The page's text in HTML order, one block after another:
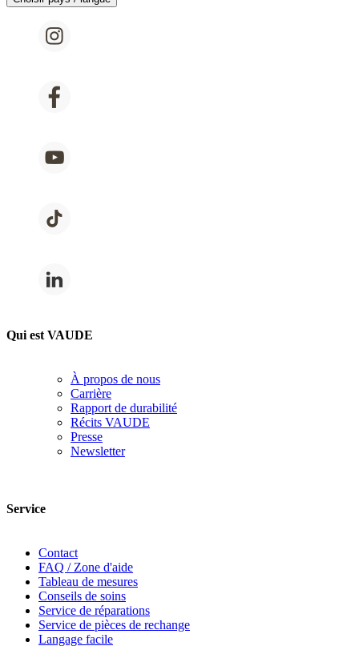
Qui est VAUDE
À propos de nous
Carrière
Rapport de durabilité
Récits VAUDE
Presse
Newsletter
Service
Contact
FAQ / Zone d'aide
Tableau de mesures
Conseils de soins
Service de réparations
Service de pièces de rechange
Langage facile